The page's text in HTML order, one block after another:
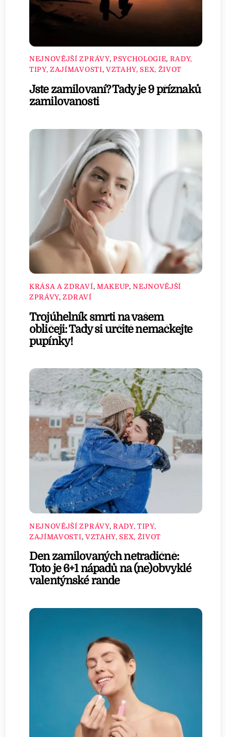
NEJNOVĚJŠÍ ZPRÁVY, PSYCHOLOGIE, RADY,
TIPY, ZAJÍMAVOSTI, VZTAHY, SEX, ŽIVOT
Jste zamilovaní? Tady je 9 příznaků
zamilovanosti
KRÁSA A ZDRAVÍ, MAKEUP,NEJNOVĚJŠÍ
ZPRÁVY,ZDRAVÍ
Trojúhelník smrti na vašem
obličeji: Tady si určitě nemačkejte
pupínky!
NEJNOVĚJŠÍ ZPRÁVY, RADY, TIPY,
ZAJÍMAVOSTI, VZTAHY, SEX, ŽIVOT
Den zamilovaných netradičně:
Toto je 6+1 nápadů na (ne)obvyklé
valentýnské rande